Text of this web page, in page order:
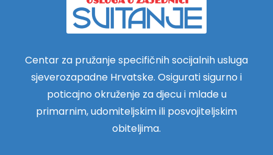
Centar za pružanje specifičnih socijalnih usluga
sjeverozapadne Hrvatske. Osigurati sigurno i
poticajno okruženje za djecu i mlade u
primarnim, udomiteljskim ili posvojiteljskim
obiteljima.